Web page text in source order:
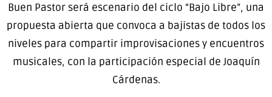
Buen Pastor será escenario del ciclo “Bajo Libre”, una
propuesta abierta que convoca a bajistas de todos los
niveles para compartir improvisaciones y encuentros
musicales, con la participación especial de Joaquín
Cárdenas.